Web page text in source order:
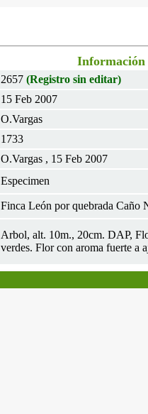
Información
2657 (Registro sin editar)
15 Feb 2007
O.Vargas
1733
O.Vargas , 15 Feb 2007
Especimen
Finca León por quebrada Caño
Arbol, alt. 10m., 20cm. DAP,
verdes. Flor con aroma fuerte a